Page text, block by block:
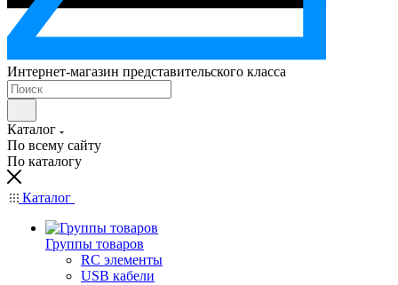
Интернет-магазин представительского класса
Каталог
По всему сайту
По каталогу
Каталог
Группы товаров
RC элементы
USB кабели